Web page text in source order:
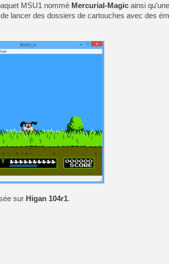
[GK] Comment EA Sports
[GK] Crimson Moon : un
[GK] Isle of Reveries : le
[GK] Moonlighter 2 : The
[GK] Capcom relance
[Mo5] Deux inédits du
[GK] Le beat'em up The
[GK] Endless Legend 2 :
[LS] [PS5] Le WebKit
[GK] Oubliez Crazy Taxi,
[LS] [Switch] NSZ 5.0.0
[GK] No More Room in
MSU1 nommé Mercurial-Magic ainsi
lancer des dossiers de cartouches avec des
sur Higan 104r1.